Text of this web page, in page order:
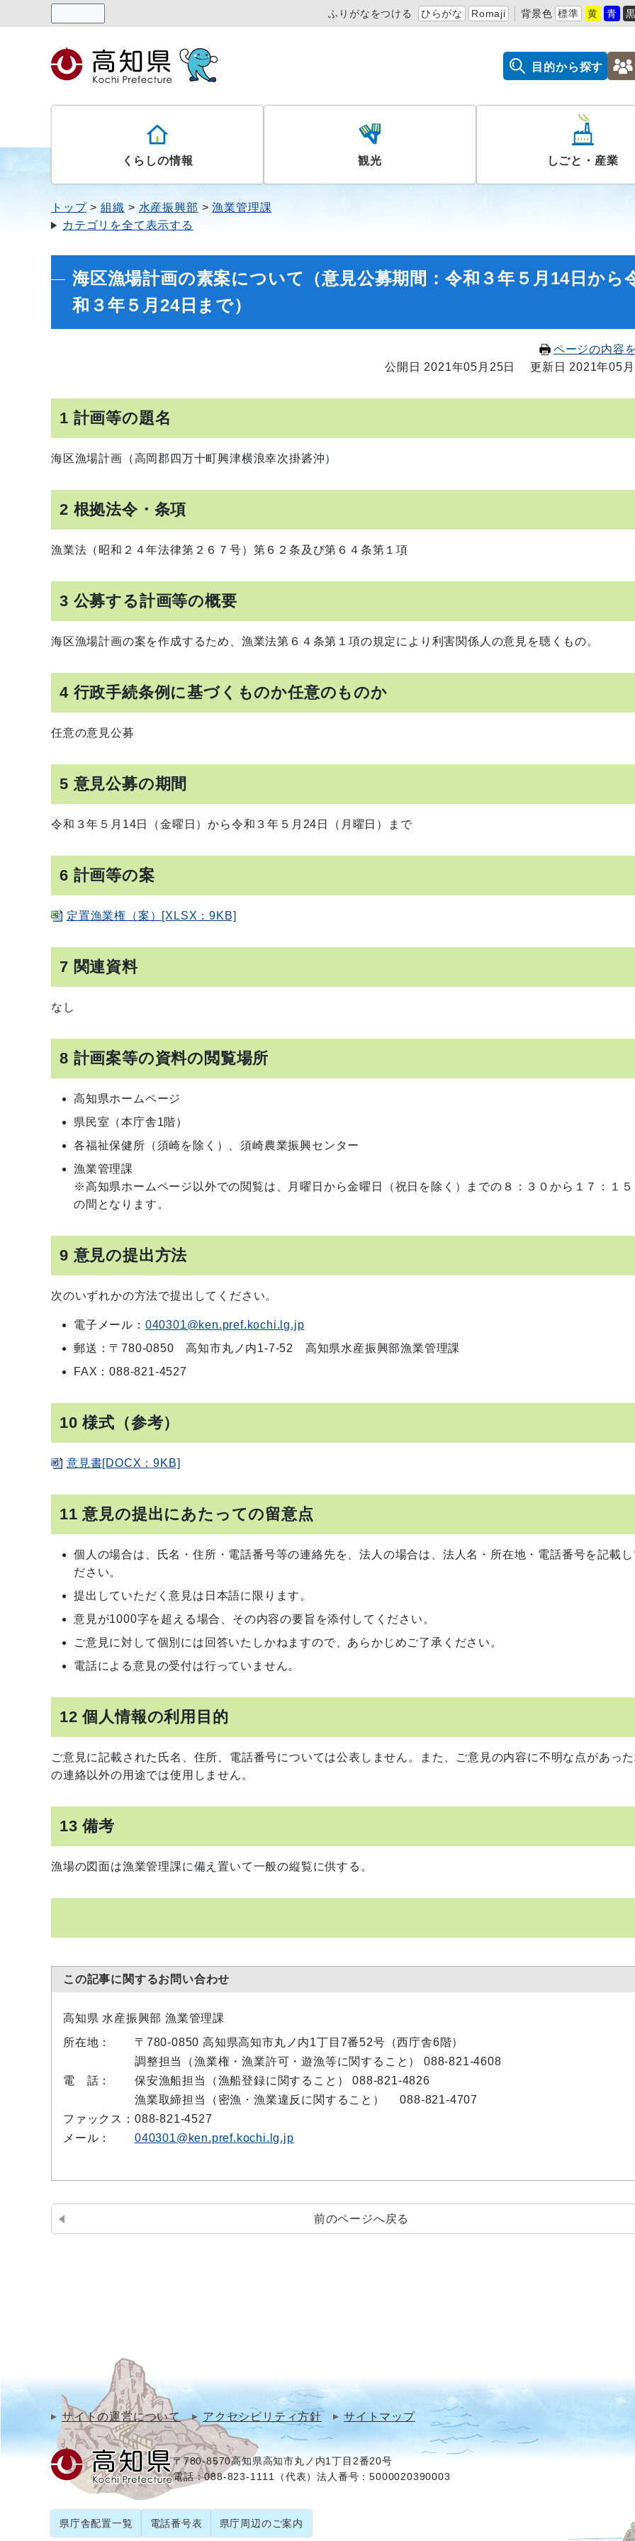
ふりがなをつける ひらがな Romaji 背景色 標準 黄 青
目的から探す
くらしの情報 観光 しごと・産業
トップ 組織 水産振興部
漁業管理課
カテゴリを全て表示する
海区漁場計画の素案について（意見公募期間：令和３年５月14日から
和３年５月24日まで）
ページの内容
公開日 2021年05月25日
更新日 2021年05
1 計画等の題名
海区漁場計画（高岡郡四万十町興津横浪幸次掛碆沖）
2 根拠法令・条項
漁業法（昭和２４年法律第２６７号）第６２条及び第６４条第１項
3 公募する計画等の概要
海区漁場計画の案を作成するため、漁業法第６４条第１項の規定により利害関係人の意見を聴くもの。
4 行政手続条例に基づくものか任意のものか
任意の意見公募
5 意見公募の期間
令和３年５月14日（金曜日）から令和３年５月24日（月曜日）まで
6 計画等の案
定置漁業権（案）[XLSX：9KB]
7 関連資料
なし
8 計画案等の資料の閲覧場所
高知県ホームページ
県民室（本庁舎1階）
各福祉保健所（須崎を除く）、須崎農業振興センター
漁業管理課
※高知県ホームページ以外での閲覧は、月曜日から金曜日（祝日を除く）までの８：３０から１７：１
の間となります。
9 意見の提出方法
次のいずれかの方法で提出してください。
電子メール： 040301@ken.pref.kochi.lg.jp
郵送：〒780-0850 高知市丸ノ内1-7-52 高知県水産振興部漁業管理課
FAX：088-821-4527
10 様式（参考）
意見書[DOCX：9KB]
11 意見の提出にあたっての留意点
個人の場合は、氏名・住所・電話番号等の連絡先を、法人の場合は、法人名・所在地・電話番号を記載
ださい。
提出していただく意見は日本語に限ります。
意見が1000字を超える場合、その内容の要旨を添付してください。
ご意見に対して個別には回答いたしかねますので、あらかじめご了承ください。
電話による意見の受付は行っていません。
12 個人情報の利用目的
ご意見に記載された氏名、住所、電話番号については公表しません。また、ご意見の内容に不明な点があっ
の連絡以外の用途では使用しません。
13 備考
漁場の図面は漁業管理課に備え置いて一般の縦覧に供する。
この記事に関するお問い合わせ
高知県 水産振興部 漁業管理課
所在地：
〒780-0850 高知県高知市丸ノ内1丁目7番52号（西庁舎6階）
電 話：
調整担当（漁業権・漁業許可・遊漁等に関すること） 088-821-4608
保安漁船担当（漁船登録に関すること） 088-821-4826
漁業取締担当（密漁・漁業違反に関すること） 088-821-4707
ファックス： 088-821-4527
メール：
040301@ken.pref.kochi.lg.jp
前のページへ戻る
サイトの運営について アクセシビリティ方針 サイトマップ
〒780-8570高知県高知市丸ノ内1丁目2番20号
電話：088-823-1111（代表）法人番号：5000020390003
県庁舎配置一覧 電話番号表 県庁周辺のご案内